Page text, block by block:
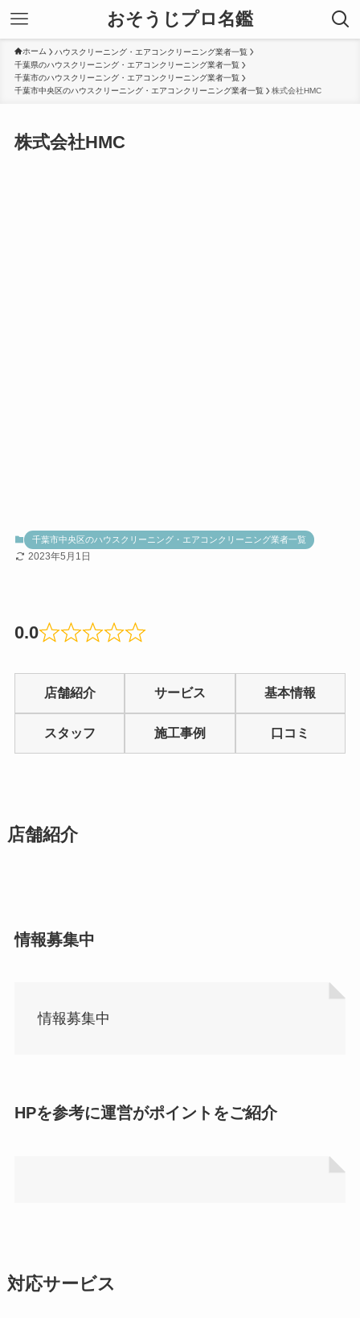
おそうじプロ名鑑
ホーム
ハウスクリーニング・エアコンクリーニング業者一覧
千葉県のハウスクリーニング・エアコンクリーニング業者一覧
千葉市のハウスクリーニング・エアコンクリーニング業者一覧
千葉市中央区のハウスクリーニング・エアコンクリーニング業者一覧
株式会社HMC
株式会社HMC
千葉市中央区のハウスクリーニング・エアコンクリーニング業者一覧
2023年5月1日
0.0
Rated
0.0
out
店舗紹介 サービス 基本情報
スタッフ 施工事例 口コミ
店舗紹介
情報募集中
情報募集中
HPを参考に運営がポイントをご紹介
対応サービス